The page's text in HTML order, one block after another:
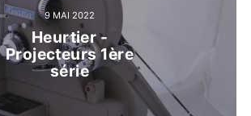
9 MAI 2022
Heurtier -
Projecteurs 1ère
série